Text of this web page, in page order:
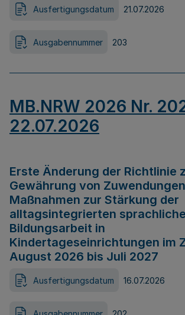
Ausfertigungsdatum 21.07.2026
Ausgabennummer 203
MB.NRW 2026 Nr.
22.07.2026
Erste Änderung der Richtlinie
Gewährung von
Maßnahmen zur Stärkung der
alltagsintegrierten
Bildungsarbeit in
Kindertageseinrichtungen im
August 2026 bis Juli 2027
Ausfertigungsdatum 16.07.2026